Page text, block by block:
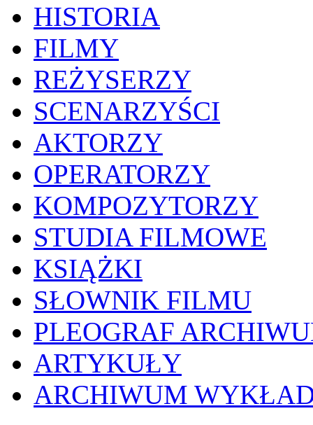
HISTORIA
FILMY
REŻYSERZY
SCENARZYŚCI
AKTORZY
OPERATORZY
KOMPOZYTORZY
STUDIA FILMOWE
KSIĄŻKI
SŁOWNIK FILMU
PLEOGRAF
ARTYKUŁY
ARCHIWUM